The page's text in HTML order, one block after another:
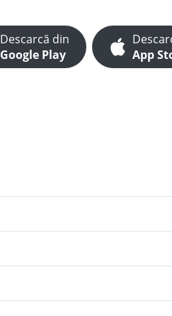
Descarcă din
Google Play
App